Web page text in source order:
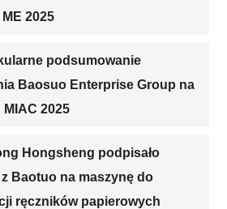
ME 2025
podsumowanie
Baosuo Enterprise Group na
2025
Hongsheng podpisało
Baotuo na maszynę do
ręczników papierowych